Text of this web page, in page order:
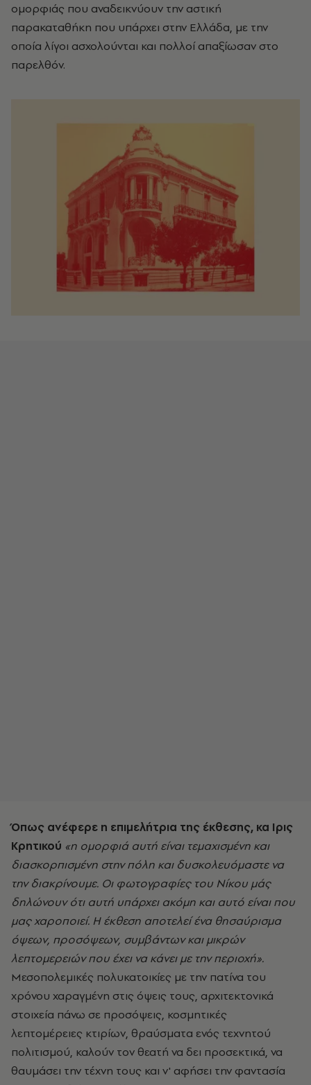
ομορφιάς που αναδεικνύουν την αστική
παρακαταθήκη που υπάρχει στην Ελλάδα, με την
οποία λίγοι ασχολούνται και πολλοί απαξίωσαν στο
παρελθόν.
Όπως ανέφερε η επιμελήτρια της έκθεσης, κα Ιρις
Κρητικού «η ομορφιά αυτή είναι τεμαχισμένη και
διασκορπισμένη στην πόλη και δυσκολευόμαστε να
την διακρίνουμε. Οι φωτογραφίες του Νίκου μάς
δηλώνουν ότι αυτή υπάρχει ακόμη και αυτό είναι που
μας χαροποιεί. Η έκθεση αποτελεί ένα θησαύρισμα
όψεων, προσόψεων, συμβάντων και μικρών
λεπτομερειών που έχει να κάνει με την περιοχή».
Μεσοπολεμικές πολυκατοικίες με την πατίνα του
χρόνου χαραγμένη στις όψεις τους, αρχιτεκτονικά
στοιχεία πάνω σε προσόψεις, κοσμητικές
λεπτομέρειες κτιρίων, θραύσματα ενός τεχνητού
πολιτισμού, καλούν τον θεατή να δει προσεκτικά, να
θαυμάσει την τέχνη τους και ν' αφήσει την φαντασία